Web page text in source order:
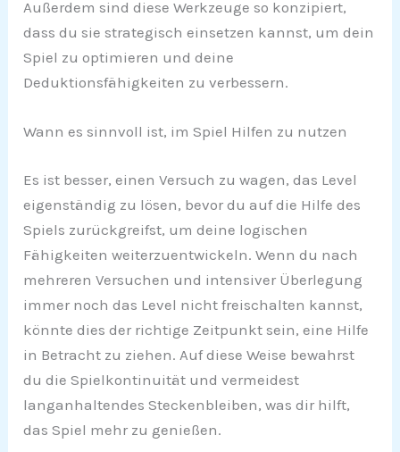
Außerdem sind diese Werkzeuge so konzipiert,
dass du sie strategisch einsetzen kannst, um dein
Spiel zu optimieren und deine
Deduktionsfähigkeiten zu verbessern.
Wann es sinnvoll ist, im Spiel Hilfen zu nutzen
Es ist besser, einen Versuch zu wagen, das Level
eigenständig zu lösen, bevor du auf die Hilfe des
Spiels zurückgreifst, um deine logischen
Fähigkeiten weiterzuentwickeln. Wenn du nach
mehreren Versuchen und intensiver Überlegung
immer noch das Level nicht freischalten kannst,
könnte dies der richtige Zeitpunkt sein, eine Hilfe
in Betracht zu ziehen. Auf diese Weise bewahrst
du die Spielkontinuität und vermeidest
langanhaltendes Steckenbleiben, was dir hilft,
das Spiel mehr zu genießen.